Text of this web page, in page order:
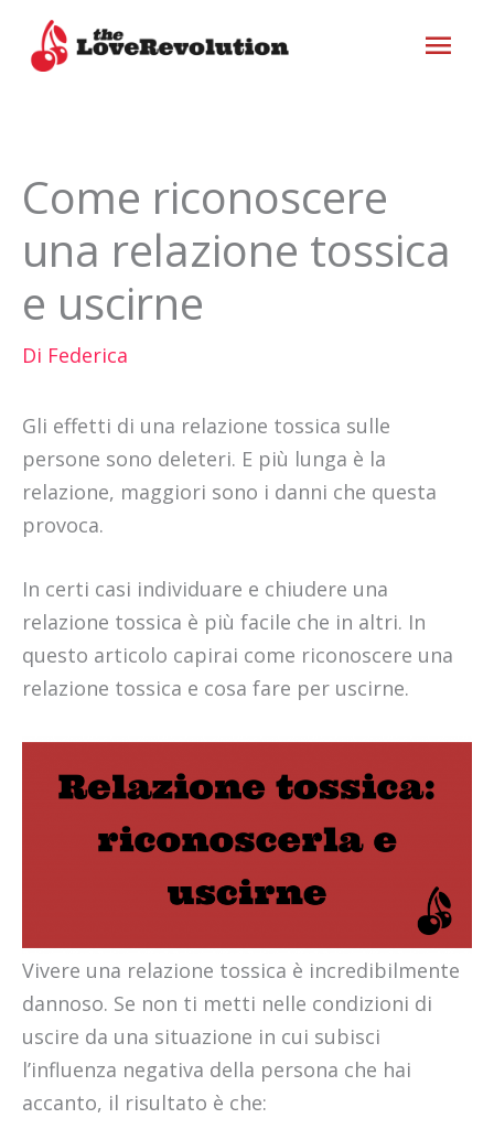
Come riconoscere
una relazione tossica
e uscirne
Di Federica
Gli effetti di una relazione tossica sulle
persone sono deleteri. E più lunga è la
relazione, maggiori sono i danni che questa
provoca.
In certi casi individuare e chiudere una
relazione tossica è più facile che in altri. In
questo articolo capirai come riconoscere una
relazione tossica e cosa fare per uscirne.
Vivere una relazione tossica è incredibilmente
dannoso. Se non ti metti nelle condizioni di
uscire da una situazione in cui subisci
l’influenza negativa della persona che hai
accanto, il risultato è che: